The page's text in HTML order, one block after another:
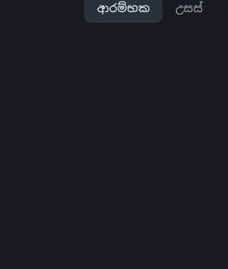
ආරම්භක උසස්